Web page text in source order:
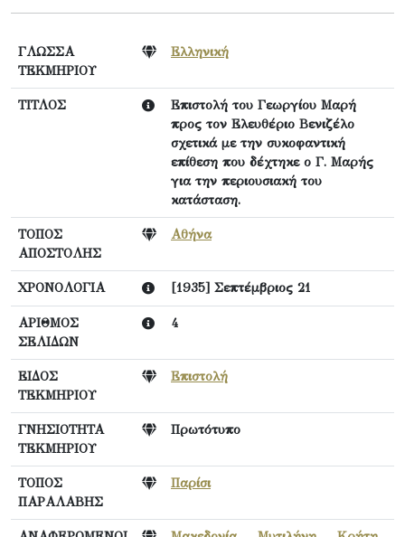
ΓΛΩΣΣΑ
ΤΕΚΜΗΡΙΟΥ
Ελληνική
ΤΙΤΛΟΣ
Επιστολή του Γεωργίου Μαρή
προς τον Ελευθέριο Βενιζέλο
σχετικά με την συκοφαντική
επίθεση που δέχτηκε ο Γ. Μαρής
για την περιουσιακή του
κατάσταση.
ΤΟΠΟΣ
ΑΠΟΣΤΟΛΗΣ
Αθήνα
ΧΡΟΝΟΛΟΓΙΑ [1935] Σεπτέμβριος 21
ΑΡΙΘΜΟΣ
ΣΕΛΙΔΩΝ
4
ΕΙΔΟΣ
ΤΕΚΜΗΡΙΟΥ
Επιστολή
ΓΝΗΣΙΟΤΗΤΑ
ΤΕΚΜΗΡΙΟΥ
Πρωτότυπο
ΤΟΠΟΣ
ΠΑΡΑΛΑΒΗΣ
Παρίσι